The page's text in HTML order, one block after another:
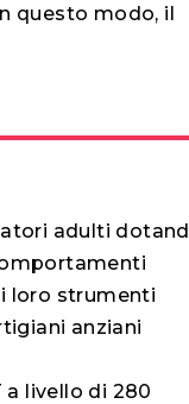
questo modo, il
adulti
loro strumenti
anziani
livello di 280